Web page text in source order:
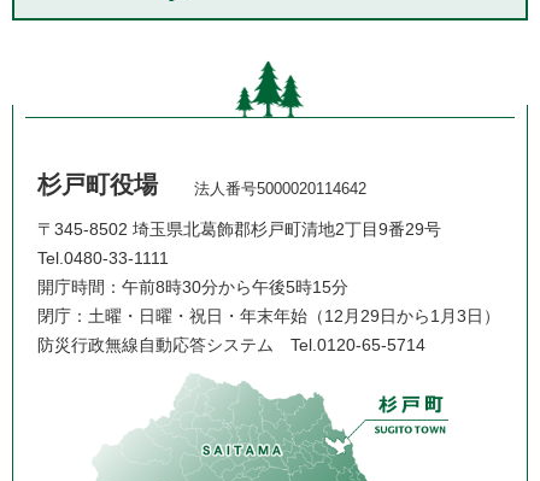
杉戸町役場 法人番号5000020114642
〒345-8502 埼玉県北葛飾郡杉戸町清地2丁目9番29号
Tel.0480-33-1111
開庁時間：午前8時30分から午後5時15分
閉庁：土曜・日曜・祝日・年末年始（12月29日から1月3日）
防災行政無線自動応答システム Tel.0120-65-5714